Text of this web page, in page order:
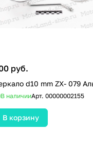
руб.
Зеркало d10
В наличииАрт. 00000002155
В корзину